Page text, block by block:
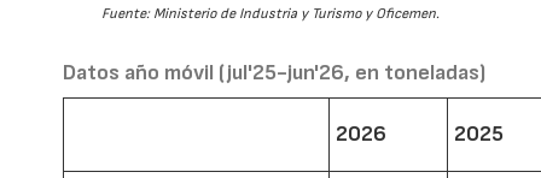
Fuente: Ministerio de Industria y Turismo y Oficemen.
Datos año móvil (jul'25-jun'26, en toneladas)
2026 2025